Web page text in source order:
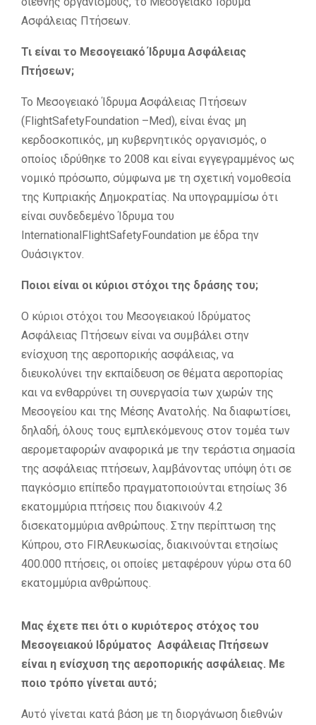
Ασφάλειας Πτήσεων.
Τι είναι το Μεσογειακό Ίδρυμα Ασφάλειας
Πτήσεων;
Το Μεσογειακό Ίδρυμα Ασφάλειας Πτήσεων
(FlightSafetyFoundation –Med), είναι ένας μη
κερδοσκοπικός, μη κυβερνητικός οργανισμός, ο
οποίος ιδρύθηκε το 2008 και είναι εγγεγραμμένος ως
νομικό πρόσωπο, σύμφωνα με τη σχετική νομοθεσία
της Κυπριακής Δημοκρατίας. Να υπογραμμίσω ότι
είναι συνδεδεμένο Ίδρυμα του
InternationalFlightSafetyFoundation με έδρα την
Ουάσιγκτον.
Ποιοι είναι οι κύριοι στόχοι της δράσης του;
Ο κύριοι στόχοι του Μεσογειακού Ιδρύματος
Ασφάλειας Πτήσεων είναι να συμβάλει στην
ενίσχυση της αεροπορικής ασφάλειας, να
διευκολύνει την εκπαίδευση σε θέματα αεροπορίας
και να ενθαρρύνει τη συνεργασία των χωρών της
Μεσογείου και της Μέσης Ανατολής. Να διαφωτίσει,
δηλαδή, όλους τους εμπλεκόμενους στον τομέα των
αερομεταφορών αναφορικά με την τεράστια σημασία
της ασφάλειας πτήσεων, λαμβάνοντας υπόψη ότι σε
παγκόσμιο επίπεδο πραγματοποιούνται ετησίως 36
εκατομμύρια πτήσεις που διακινούν 4.2
δισεκατομμύρια ανθρώπους. Στην περίπτωση της
Κύπρου, στο FIRΛευκωσίας, διακινούνται ετησίως
400.000 πτήσεις, οι οποίες μεταφέρουν γύρω στα 60
εκατομμύρια ανθρώπους.
Μας έχετε πει ότι ο κυριότερος στόχος του
Μεσογειακού Ιδρύματος Ασφάλειας Πτήσεων
είναι η ενίσχυση της αεροπορικής ασφάλειας. Με
ποιο τρόπο γίνεται αυτό;
Αυτό γίνεται κατά βάση με τη διοργάνωση διεθνών